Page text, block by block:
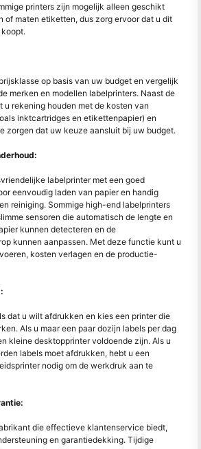
printers zijn mogelijk alleen geschikt
of maten etiketten, dus zorg ervoor dat u dit
op basis van uw budget en vergelijk
merken en modellen labelprinters. Naast de
u rekening houden met de kosten van
inktcartridges en etikettenpapier) en
zorgen dat uw keuze aansluit bij uw budget.
labelprinter met een goed
eenvoudig laden van papier en handig
reiniging. Sommige high-end labelprinters
sensoren die automatisch de lengte en
kunnen detecteren en de
kunnen aanpassen. Met deze functie kunt u
kosten verlagen en de productie-
dat u wilt afdrukken en kies een printer die
Als u maar een paar dozijn labels per dag
kleine desktopprinter voldoende zijn. Als u
labels moet afdrukken, hebt u een
nodig om de werkdruk aan te
die effectieve klantenservice biedt,
en garantiedekking. Tijdige